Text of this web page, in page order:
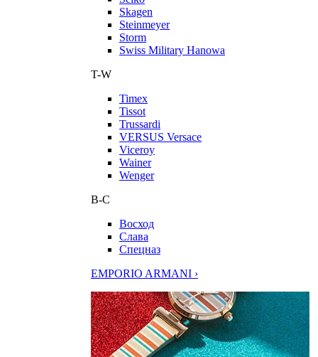
Skagen
Steinmeyer
Storm
Swiss Military Hanowa
T-W
Timex
Tissot
Trussardi
VERSUS Versace
Viceroy
Wainer
Wenger
В-С
Восход
Слава
Спецназ
EMPORIO ARMANI ›